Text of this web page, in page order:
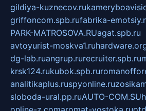
gildiya-kuznecov.ru
griffoncom.spb.rufabrika-
PARK-MATROSOVA.RUagat.spb.ru
avtoyurist-moskva1.ru
dg-lab.ruangrup.rurecruiter.spb.ru
krsk124.rukubok.spb.ru
analitikaplus.ruspyonline.ru
sloboda-ural.pp.ruAUTO-COM.SU